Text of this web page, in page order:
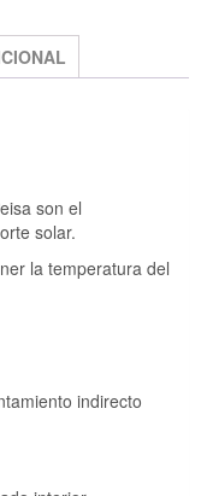
son el
solar.
la temperatura del
indirecto